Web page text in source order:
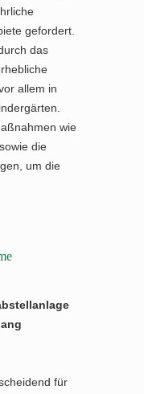
gefordert.
das
allem in
wie
die
um die
für